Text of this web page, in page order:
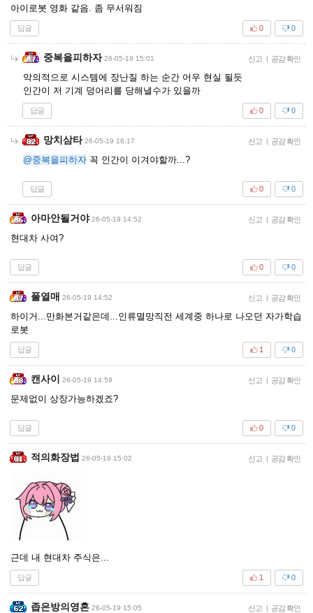
아이로봇 영화 같음. 좀 무서워짐
답글 0
0
중복을피하자 26-05-19 15:01 신고 | 공감 확인
악의적으로 시스템에 장난질 하는 순간 어우 현실 될듯
인간이 저 기계 덩어리를 당해낼수가 있을까
답글 0
0
망치삼타 26-05-19 16:17 신고 | 공감 확인
@중복을피하자 꼭 인간이 이겨야할까...?
답글 0
0
아마안될거야 26-05-19 14:52 신고 | 공감 확인
현대차 사여?
답글 0
0
풀열매 26-05-19 14:52 신고 | 공감 확인
하이거...만화본거같은데...인류멸망직전 세계중 하나로 나오던 자가학습
로봇
답글 0
1
캔사이 26-05-19 14:59 신고 | 공감 확인
문제없이 상장가능하겠죠?
답글 0
0
적의화장법 26-05-19 15:02 신고 | 공감 확인
근데 내 현대차 주식은...
답글 0
1
좁은방의영혼 26-05-19 15:05 신고 | 공감 확인